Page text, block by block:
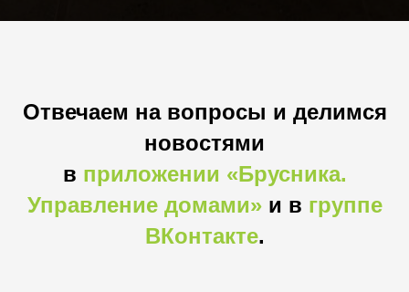
Отвечаем на вопросы и делимся
новостями
в приложении «Брусника.
Управление домами» и в группе
ВКонтакте.